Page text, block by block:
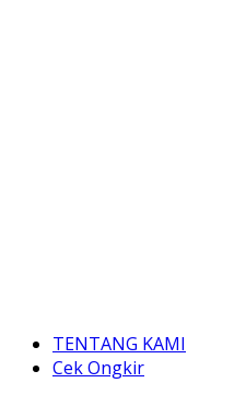
TENTANG KAMI
Cek Ongkir